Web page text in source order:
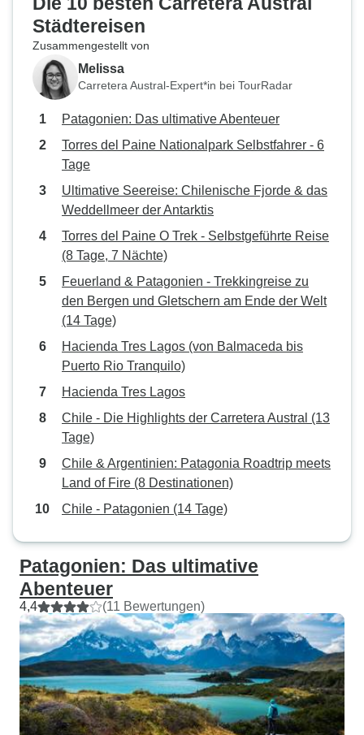
Städtereisen
Zusammengestellt von
Melissa
Carretera Austral-Expert*in bei TourRadar
Patagonien: Das ultimative Abenteuer
Torres del Paine Nationalpark Selbstfahrer - 6
Tage
Ultimative Seereise: Chilenische Fjorde & das
Weddellmeer der Antarktis
Torres del Paine O Trek - Selbstgeführte Reise
(8 Tage, 7 Nächte)
Feuerland & Patagonien - Trekkingreise zu
den Bergen und Gletschern am Ende der Welt
(14 Tage)
Hacienda Tres Lagos (von Balmaceda bis
Puerto Rio Tranquilo)
Hacienda Tres Lagos
Chile - Die Highlights der Carretera Austral (13
Tage)
Chile & Argentinien: Patagonia Roadtrip meets
Land of Fire (8 Destinationen)
Chile - Patagonien (14 Tage)
Patagonien: Das ultimative
Abenteuer
4,4 (11 Bewertungen)